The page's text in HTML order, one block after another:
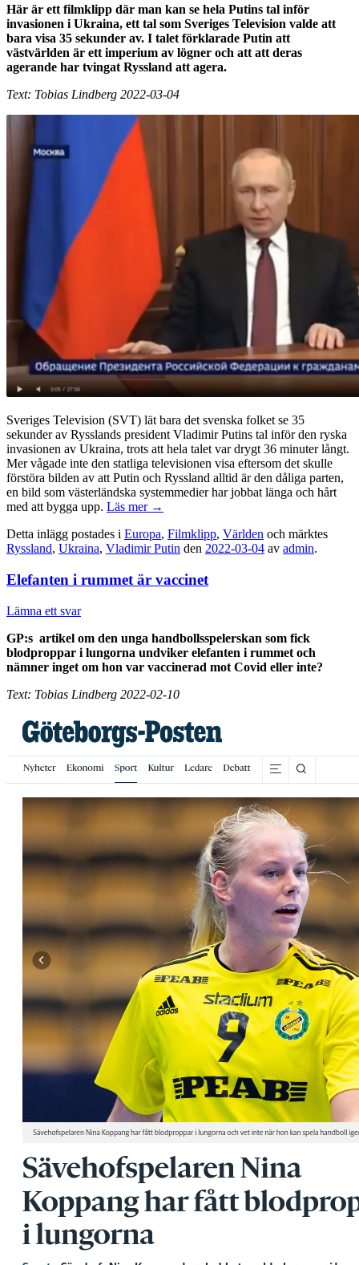
Här är ett filmklipp där man kan se hela Putins tal inför
invasionen i Ukraina, ett tal som Sveriges Television valde att
bara visa 35 sekunder av. I talet förklarade Putin att
västvärlden är ett imperium av lögner och att att deras
agerande har tvingat Ryssland att agera.
Text: Tobias Lindberg 2022-03-04
Sveriges Television (SVT) lät bara det svenska folket se 35
sekunder av Rysslands president Vladimir Putins tal inför den ryska
invasionen av Ukraina, trots att hela talet var drygt 36 minuter långt.
Mer vågade inte den statliga televisionen visa eftersom det skulle
förstöra bilden av att Putin och Ryssland alltid är den dåliga parten,
en bild som västerländska systemmedier har jobbat länga och hårt
med att bygga upp. Läs mer →
Detta inlägg postades i Europa, Filmklipp, Världen och märktes
Ryssland, Ukraina, Vladimir Putin den 2022-03-04 av admin.
Elefanten i rummet är vaccinet
Lämna ett svar
GP:s artikel om den unga handbollsspelerskan som fick
blodproppar i lungorna undviker elefanten i rummet och
nämner inget om hon var vaccinerad mot Covid eller inte?
Text: Tobias Lindberg 2022-02-10